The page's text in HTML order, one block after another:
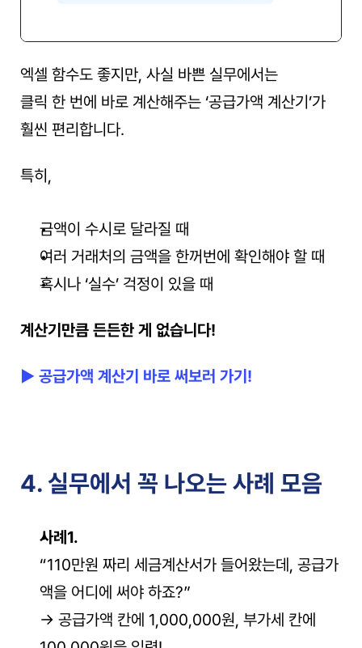
엑셀 함수도 좋지만, 사실 바쁜 실무에서는
클릭 한 번에 바로 계산해주는 ‘공급가액 계산기’가
훨씬 편리합니다.
특히,
금액이 수시로 달라질 때
여러 거래처의 금액을 한꺼번에 확인해야 할 때
혹시나 ‘실수’ 걱정이 있을 때
계산기만큼 든든한 게 없습니다!
▶ 공급가액 계산기 바로 써보러 가기!
4. 실무에서 꼭 나오는 사례 모음
사례1.
“110만원 짜리 세금계산서가 들어왔는데, 공급가
액을 어디에 써야 하죠?”
→ 공급가액 칸에 1,000,000원, 부가세 칸에